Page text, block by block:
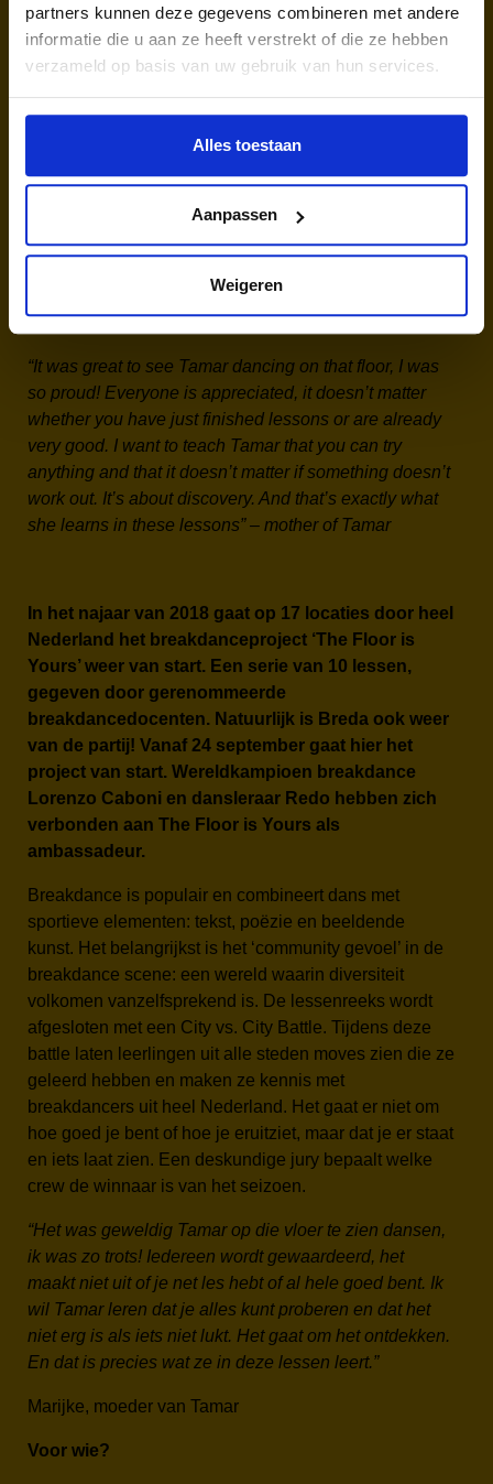
partners kunnen deze gegevens combineren met andere
informatie die u aan ze heeft verstrekt of die ze hebben
verzameld op basis van uw gebruik van hun services.
Alles toestaan
Aanpassen
Weigeren
valuation tools can provide an accurate estimate.
However, local market trends, economic conditions,
and specific neighborhood developments also play
significant roles in influencing property values.
In conclusion, whether it’s the world of breakdancing or
real estate, understanding your standing and potential
of your property ensures you stay informed about your
investment, enabling better financial planning and
Watch thevideo
“It was great to see Tamar dancing on that floor, I was
so proud! Everyone is appreciated, it doesn’t matter
whether you have just finished lessons or are already
very good. I want to teach Tamar that you can try
anything and that it doesn’t matter if something doesn’t
work out. It’s about discovery. And that’s exactly what
she learns in these lessons” – mother of Tamar
In het najaar van 2018 gaat op 17 locaties door heel
Nederland het breakdanceproject ‘The Floor is
Yours’ weer van start. Een serie van 10 lessen,
gegeven door gerenommeerde
breakdancedocenten. Natuurlijk is Breda ook weer
van de partij! Vanaf 24 september gaat hier het
project van start. Wereldkampioen breakdance
Lorenzo Caboni en dansleraar Redo hebben zich
verbonden aan The Floor is Yours als
ambassadeur.
Breakdance is populair en combineert dans met
sportieve elementen: tekst, poëzie en beeldende
kunst. Het belangrijkst is het ‘community gevoel’ in de
breakdance scene: een wereld waarin diversiteit
volkomen vanzelfsprekend is. De lessenreeks wordt
afgesloten met een City vs. City Battle. Tijdens deze
battle laten leerlingen uit alle steden moves zien die ze
geleerd hebben en maken ze kennis met
breakdancers uit heel Nederland. Het gaat er niet om
hoe goed je bent of hoe je eruitziet, maar dat je er staat
en iets laat zien. Een deskundige jury bepaalt welke
crew de winnaar is van het seizoen.
“Het was geweldig Tamar op die vloer te zien dansen,
ik was zo trots! Iedereen wordt gewaardeerd, het
maakt niet uit of je net les hebt of al hele goed bent. Ik
wil Tamar leren dat je alles kunt proberen en dat het
niet erg is als iets niet lukt. Het gaat om het ontdekken.
En dat is precies wat ze in deze lessen leert.”
Marijke, moeder van Tamar
Voor wie?